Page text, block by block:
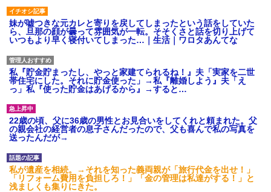
妹が嘘つきな元カレと寄りを戻してしまったという話をしていた
ら、旦那の顔が曇って雰囲気が一転。そそくさと話を切り上げて
いつもより早く寝付いてしまった…｜生活｜ワロタあんてな
私『貯金貯まったし、やっと家建てられるね！』夫「実家を二世
帯住宅にした。それに貯金使った」→私『離婚しよう』夫「え
っ」私『使った貯金はあげるから』→すると…
22歳の頃、父に36歳の男性とお見合いをしてくれと頼まれた。父
の親会社の経営者の息子さんだったので、父も喜んで私の写真を
送ったんだが→
私が遺産を相続。→それを知った義両親が「旅行代金を出せ！」
「リフォーム費用を負担しろ！」「金の管理は私達がする！」と
浅ましくも集りにきた。